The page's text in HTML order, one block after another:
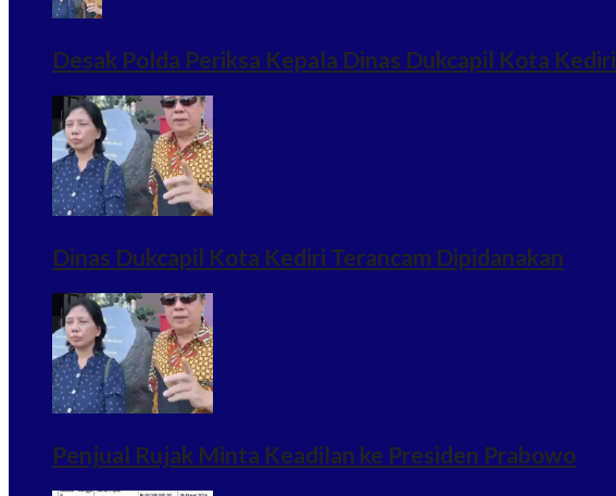
Desak Polda Periksa Kepala Dinas Dukcapil Kota Kediri
Dinas Dukcapil Kota Kediri Terancam Dipidanakan
Penjual Rujak Minta Keadilan ke Presiden Prabowo